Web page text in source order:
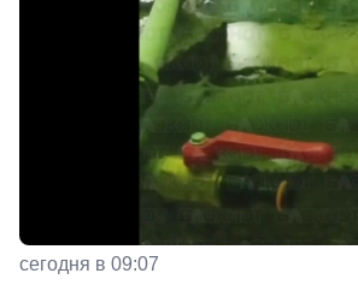
сегодня в 09:07